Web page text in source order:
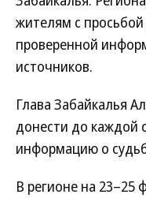
жителям с
проверенной
источников.
Глава Забайкалья
донести до каждой
информацию о
В регионе на 23–25